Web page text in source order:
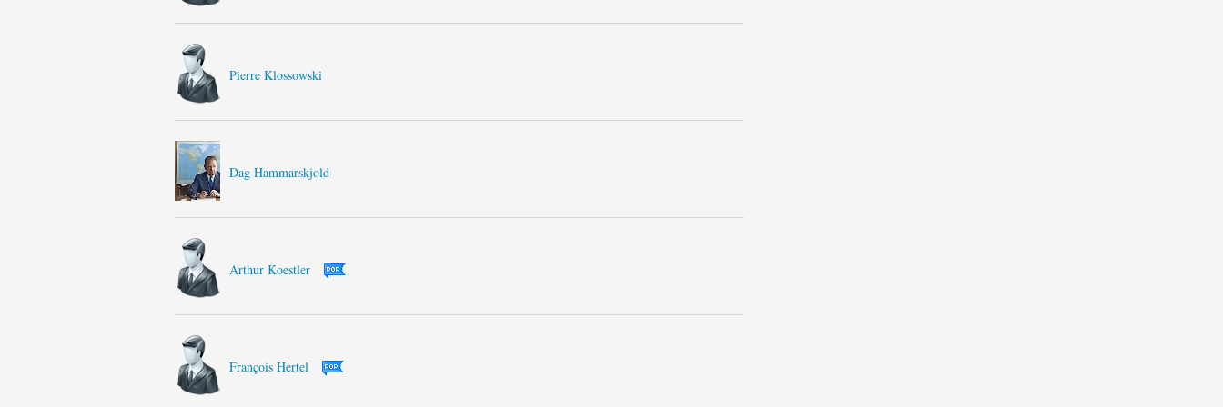
Pierre Klossowski
Dag Hammarskjold
Arthur Koestler
François Hertel